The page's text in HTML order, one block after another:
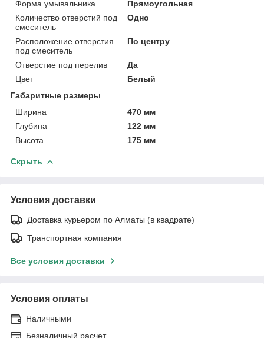
Форма умывальника
Прямоугольная
Количество отверстий под
смеситель
Одно
Расположение отверстия
под смеситель
По центру
Отверстие под перелив
Да
Цвет
Белый
Габаритные размеры
Ширина
470 мм
Глубина
122 мм
Высота
175 мм
Скрыть
Условия доставки
Доставка курьером по Алматы (в квадрате)
Транспортная компания
Все условия доставки
Условия оплаты
Наличными
Безналичный расчет